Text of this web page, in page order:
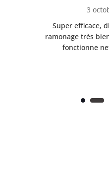
Le conduit
été remis en